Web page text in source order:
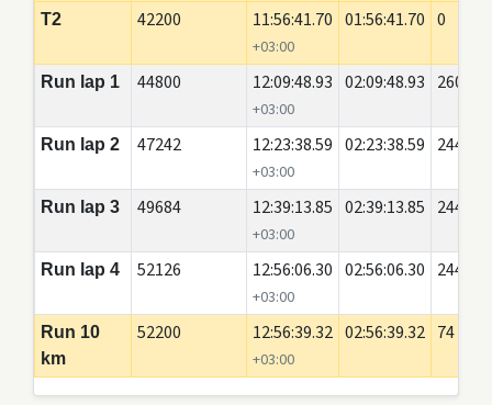
T2 42200 11:56:41.70
+03:00
01:56:41.70 0
Run lap 1 44800 12:09:48.93
+03:00
02:09:48.93 2600
Run lap 2 47242 12:23:38.59
+03:00
02:23:38.59 2442
Run lap 3 49684 12:39:13.85
+03:00
02:39:13.85 2442
Run lap 4 52126 12:56:06.30
+03:00
02:56:06.30 2442
Run 10
km
52200 12:56:39.32
+03:00
02:56:39.32 74